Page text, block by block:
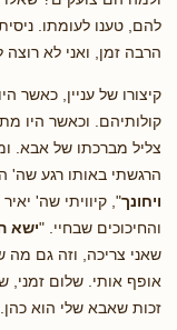
להם, טענו לעומתו.
הרבה זמן, ואני לא רוצה
קיצורו של עניין, כאשר
קולותיהם. וכאשר היו
צליל מברכתו של אבא.
הרגשתי באותו רגע שה'
ויחונך", קיוויתי שה'
והחיכוכים שבחיי. "ישא
שאני צריכה, וזה גם מה
אופף אותי. שלום זמני,
זכות שאבא שלי הוא